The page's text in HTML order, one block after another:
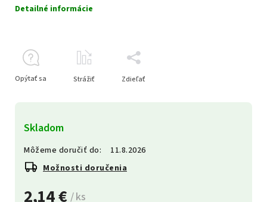
2,14 € / ks
Skladom
Môžeme doručiť do:
11.8.2026
Možnosti doručenia
Detailné informácie
Opýtať sa Strážiť Zdieľať